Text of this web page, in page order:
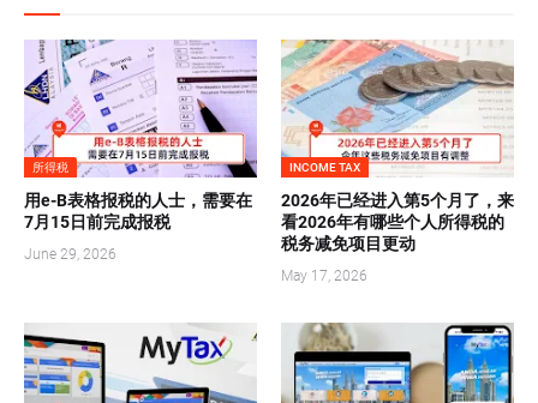
所得税
用e-B表格报税的人士，需要在
7月15日前完成报税
June 29, 2026
INCOME TAX
2026年已经进入第5个月了，来
看2026年有哪些个人所得税的
税务减免项目更动
May 17, 2026